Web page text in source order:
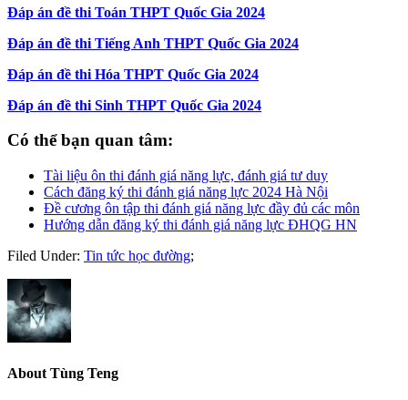
Đáp án đề thi Toán THPT Quốc Gia 2024
Đáp án đề thi Tiếng Anh THPT Quốc Gia 2024
Đáp án đề thi Hóa THPT Quốc Gia 2024
Đáp án đề thi Sinh THPT Quốc Gia 2024
Có thể bạn quan tâm:
Tài liệu ôn thi đánh giá năng lực, đánh giá tư duy
Cách đăng ký thi đánh giá năng lực 2024 Hà Nội
Đề cương ôn tập thi đánh giá năng lực đầy đủ các môn
Hướng dẫn đăng ký thi đánh giá năng lực ĐHQG HN
Filed Under: Tin tức học đường;
AboutTùng Teng